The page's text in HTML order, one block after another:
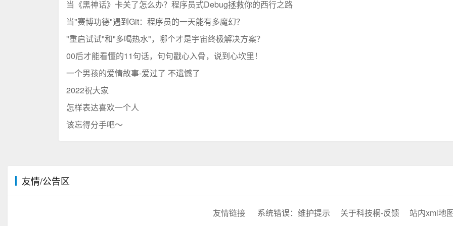
当《黑神话》卡关了怎么办？程序员式Debug拯救你的西行之路
当"赛博功德"遇到Git：程序员的一天能有多魔幻？
"重启试试"和"多喝热水"，哪个才是宇宙终极解决方案？
00后才能看懂的11句话，句句戳心入骨，说到心坎里！
一个男孩的爱情故事-爱过了 不遗憾了
2022祝大家
怎样表达喜欢一个人
该忘得分手吧～
友情/公告区
友情链接 系统错误：维护提示 关于科技桐-反馈 站内xml地